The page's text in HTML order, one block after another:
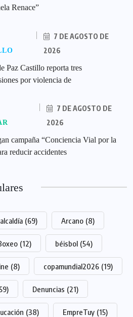
Renace”
7 DE AGOSTO DE
2026
Paz Castillo reporta tres
por violencia de
7 DE AGOSTO DE
2026
campaña “Conciencia Vial por la
reducir accidentes
alcaldía (69) Arcano (8)
(12) béisbol (54)
(8) copamundial2026 (19)
Denuncias (21)
(38) EmpreTuy (15)